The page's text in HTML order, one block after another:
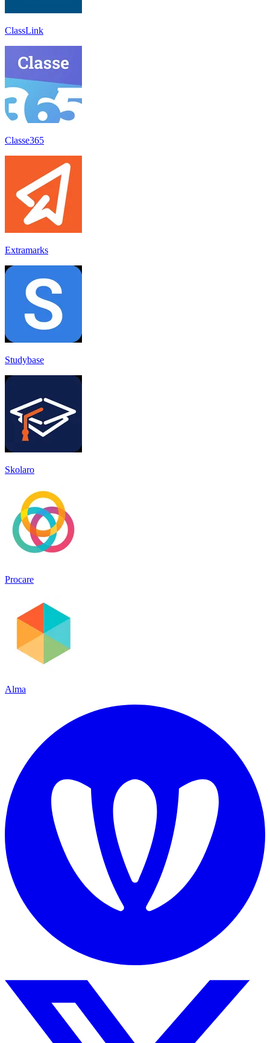
ClassLink
Classe365
Extramarks
Studybase
Skolaro
Procare
Alma